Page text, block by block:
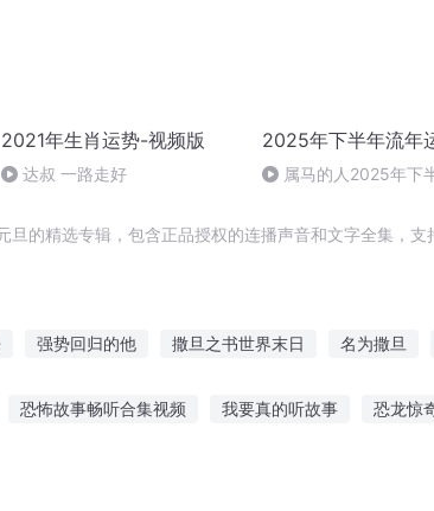
2021年生肖运势-视频版
达叔 一路走好
2025年下半年流年
属马的人2025年下
的精选专辑，包含正品授权的连播声音和文字全集，支
强势回归的他 撒旦之书世界末日 名为撒旦
恐怖故事畅听合集视频 我要真的听故事 恐龙惊